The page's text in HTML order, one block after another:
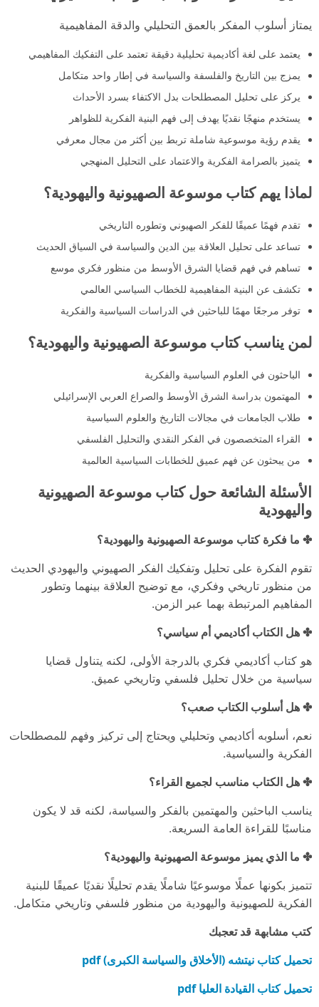
يمتاز أسلوب المفكر بالعمق التحليلي والدقة المفاهيمية
يعتمد على لغة أكاديمية تحليلية دقيقة تعتمد على التفكيك المفاهيمي
يمزج بين التاريخ والفلسفة والسياسة في إطار واحد متكامل
يركز على تحليل المصطلحات بدل الاكتفاء بسرد الأحداث
يستخدم منهجًا نقديًا يهدف إلى فهم البنية الفكرية للظواهر
يقدم رؤية موسوعية شاملة تربط بين أكثر من مجال معرفي
يتميز بالصرامة الفكرية والاعتماد على التحليل المنهجي
لماذا يهم كتاب موسوعة الصهيونية واليهودية؟
تقدم فهمًا عميقًا للفكر الصهيوني وتطوره التاريخي
تساعد على تحليل العلاقة بين الدين والسياسة في السياق الحديث
تساهم في فهم قضايا الشرق الأوسط من منظور فكري موسع
تكشف عن البنية المفاهيمية للخطاب السياسي العالمي
توفر مرجعًا مهمًا للباحثين في الدراسات السياسية والفكرية
لمن يناسب كتاب موسوعة الصهيونية واليهودية؟
الباحثون في العلوم السياسية والفكرية
المهتمون بدراسة الشرق الأوسط والصراع العربي الإسرائيلي
طلاب الجامعات في مجالات التاريخ والعلوم السياسية
القراء المتخصصون في الفكر النقدي والتحليل الفلسفي
من يبحثون عن فهم عميق للخطابات السياسية العالمية
الأسئلة الشائعة حول كتاب موسوعة الصهيونية
واليهودية
✤ ما فكرة كتاب موسوعة الصهيونية واليهودية؟
تقوم الفكرة على تحليل وتفكيك الفكر الصهيوني واليهودي الحديث
من منظور تاريخي وفكري، مع توضيح العلاقة بينهما وتطور
المفاهيم المرتبطة بهما عبر الزمن.
✤ هل الكتاب أكاديمي أم سياسي؟
هو كتاب أكاديمي فكري بالدرجة الأولى، لكنه يتناول قضايا
سياسية من خلال تحليل فلسفي وتاريخي عميق.
✤ هل أسلوب الكتاب صعب؟
نعم، أسلوبه أكاديمي وتحليلي ويحتاج إلى تركيز وفهم للمصطلحات
الفكرية والسياسية.
✤ هل الكتاب مناسب لجميع القراء؟
يناسب الباحثين والمهتمين بالفكر والسياسة، لكنه قد لا يكون
مناسبًا للقراءة العامة السريعة.
✤ ما الذي يميز موسوعة الصهيونية واليهودية؟
تتميز بكونها عملًا موسوعيًا شاملًا يقدم تحليلًا نقديًا عميقًا للبنية
الفكرية للصهيونية واليهودية من منظور فلسفي وتاريخي متكامل.
كتب مشابهة قد تعجبك
تحميل كتاب نيتشه (الأخلاق والسياسة الكبرى) pdf
تحميل كتاب القيادة العليا pdf